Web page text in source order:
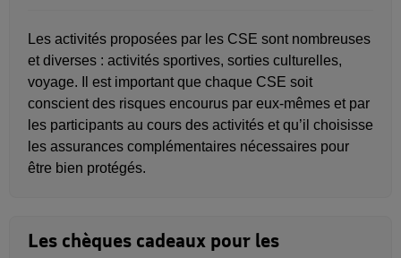
Les activités proposées par les CSE sont nombreuses
et diverses : activités sportives, sorties culturelles,
voyage. Il est important que chaque CSE soit
conscient des risques encourus par eux-mêmes et par
les participants au cours des activités et qu’il choisisse
les assurances complémentaires nécessaires pour
être bien protégés.
Les chèques cadeaux pour les